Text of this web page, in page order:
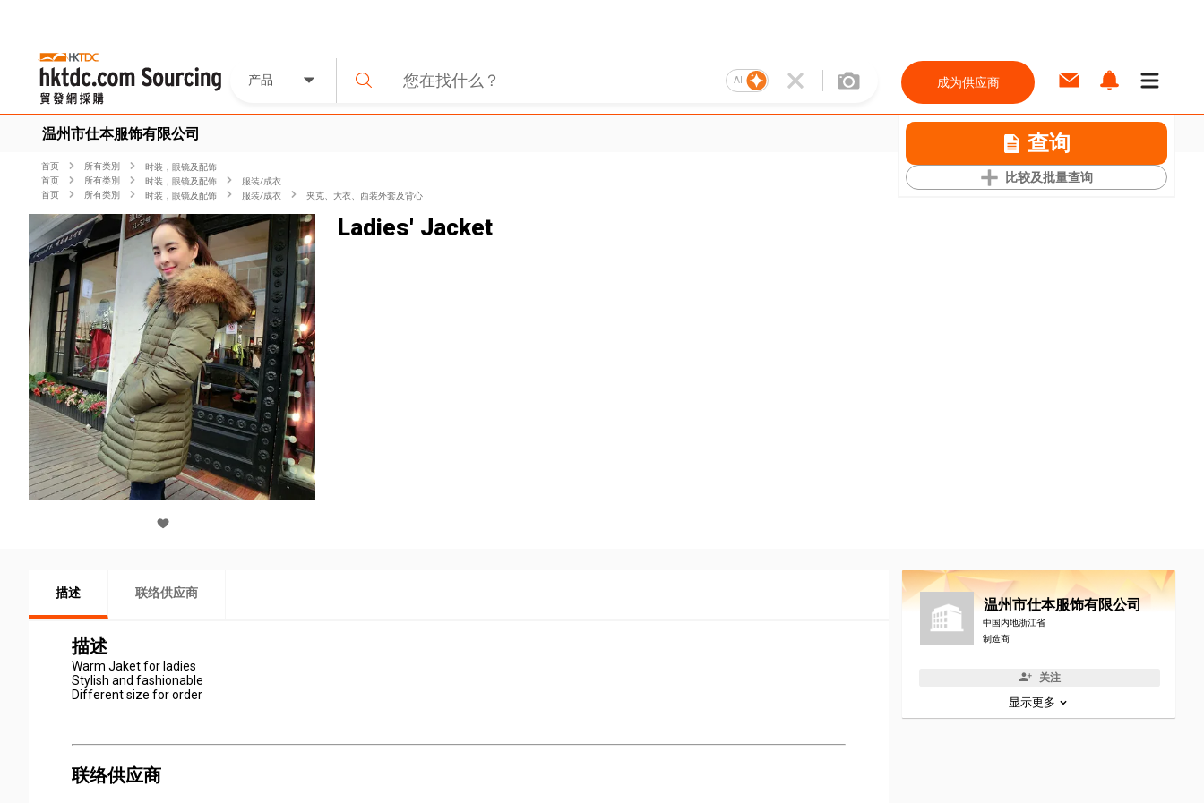
产品 AI 成为供应商
温州市仕本服饰有限公司 查询
比较及批量查询
首页 所有类別
时装，眼镜及配饰
首页
所有类別 时装，眼镜及配饰
服装/成衣
首页
所有类別 时装，眼镜及配饰 服装/成衣 夹克、大衣、西装外套及背心
Ladies' Jacket
描述 联络供应商
描述
Warm Jaket for ladies
Stylish and fashionable
Different size for order
联络供应商
温州市仕本服饰有限公司
中国内地浙江省
制造商
关注
显示更多